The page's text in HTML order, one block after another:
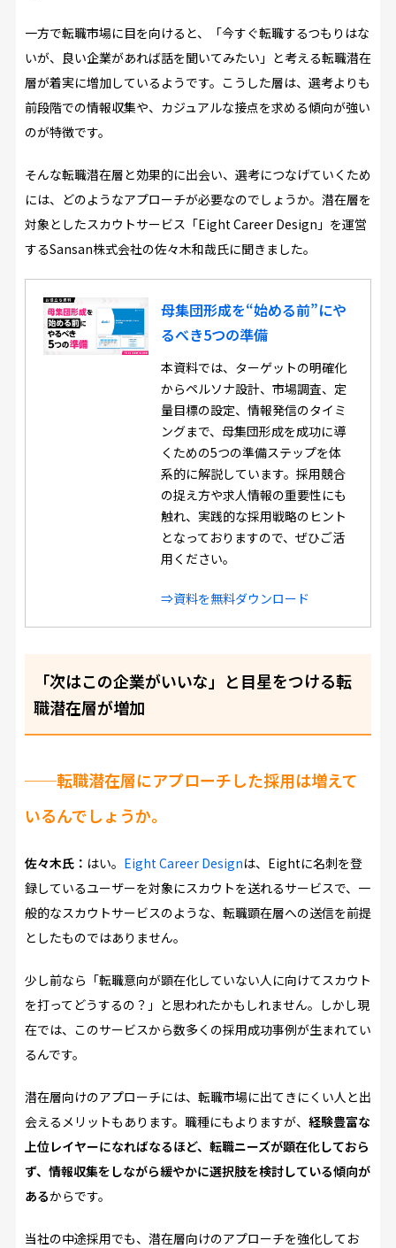
一方で転職市場に目を向けると、「今すぐ転職するつもりはな
いが、良い企業があれば話を聞いてみたい」と考える転職潜在
層が着実に増加しているようです。こうした層は、選考よりも
前段階での情報収集や、カジュアルな接点を求める傾向が強い
のが特徴です。
そんな転職潜在層と効果的に出会い、選考につなげていくため
には、どのようなアプローチが必要なのでしょうか。潜在層を
対象としたスカウトサービス「Eight Career Design」を運営
するSansan株式会社の佐々木和哉氏に聞きました。
母集団形成を“始める前”にや
るべき5つの準備
本資料では、ターゲットの明確化
からペルソナ設計、市場調査、定
量目標の設定、情報発信のタイミ
ングまで、母集団形成を成功に導
くための5つの準備ステップを体
系的に解説しています。採用競合
の捉え方や求人情報の重要性にも
触れ、実践的な採用戦略のヒント
となっておりますので、ぜひご活
用ください。
⇒資料を無料ダウンロード
「次はこの企業がいいな」と目星をつける転
職潜在層が増加
──転職潜在層にアプローチした採用は増えて
いるんでしょうか。
佐々木氏： はい。 Eight Career Designは、Eightに名刺を登
録しているユーザーを対象にスカウトを送れるサービスで、一
般的なスカウトサービスのような、転職顕在層への送信を前提
としたものではありません。
少し前なら「転職意向が顕在化していない人に向けてスカウト
を打ってどうするの？」と思われたかもしれません。しかし現
在では、このサービスから数多くの採用成功事例が生まれてい
るんです。
潜在層向けのアプローチには、転職市場に出てきにくい人と出
会えるメリットもあります。職種にもよりますが、 経験豊富な
上位レイヤーになればなるほど、転職ニーズが顕在化しておら
ず、情報収集をしながら緩やかに選択肢を検討している傾向が
あるからです。
当社の中途採用でも、潜在層向けのアプローチを強化してお